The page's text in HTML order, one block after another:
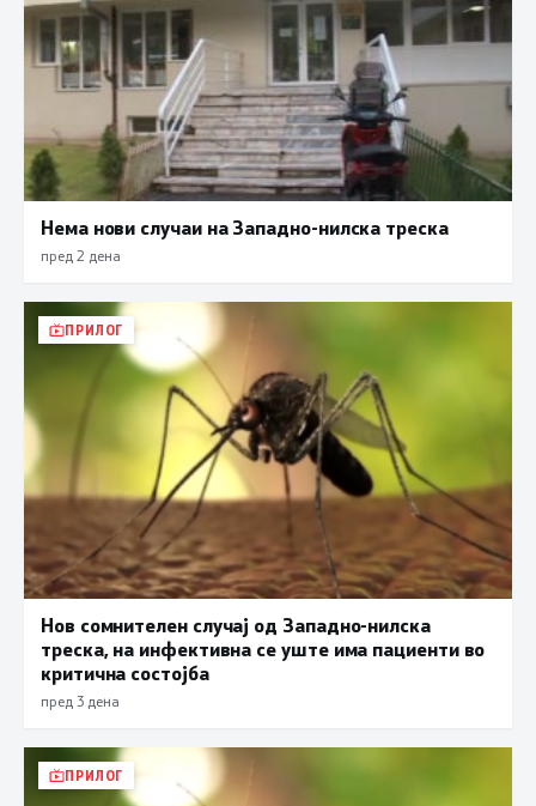
Нема нови случаи на Западно-нилска треска
пред 2 дена
ПРИЛОГ
Нов сомнителен случај од Западно-нилска
треска, на инфективна се уште има пациенти во
критична состојба
пред 3 дена
ПРИЛОГ